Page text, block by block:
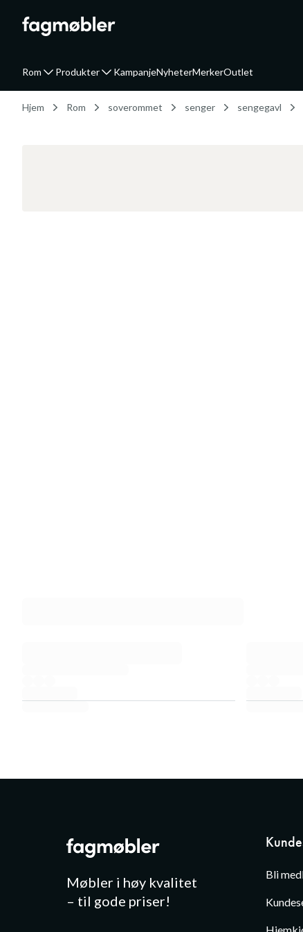
Rom Produkter KampanjeNyheterMerkerOutlet
Hjem Rom soverommet senger sengegavl
Møbler i høy kvalitet
– til gode priser!
Bli